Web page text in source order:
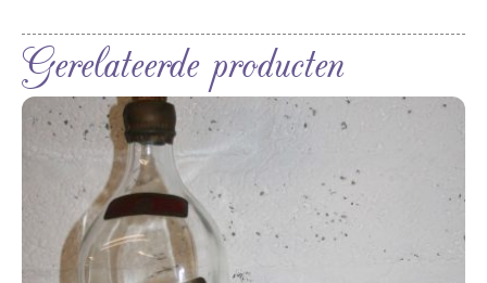
Gerelateerde producten